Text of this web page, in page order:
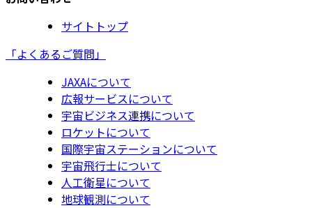
サイトトップ
「よくあるご質問」
JAXAについて
広報サービスについて
宇宙ビジネス連携について
ロケットについて
国際宇宙ステーションについて
宇宙飛行士について
人工衛星について
地球観測について